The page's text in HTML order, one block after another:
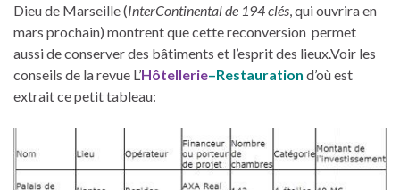
Dieu de Marseille (InterContinental de 194 clés, qui ouvrira en
mars prochain) montrent que cette reconversion permet
aussi de conserver des bâtiments et l’esprit des lieux.Voir les
conseils de la revue L’Hôtellerie–Restauration d’où est
extrait ce petit tableau: